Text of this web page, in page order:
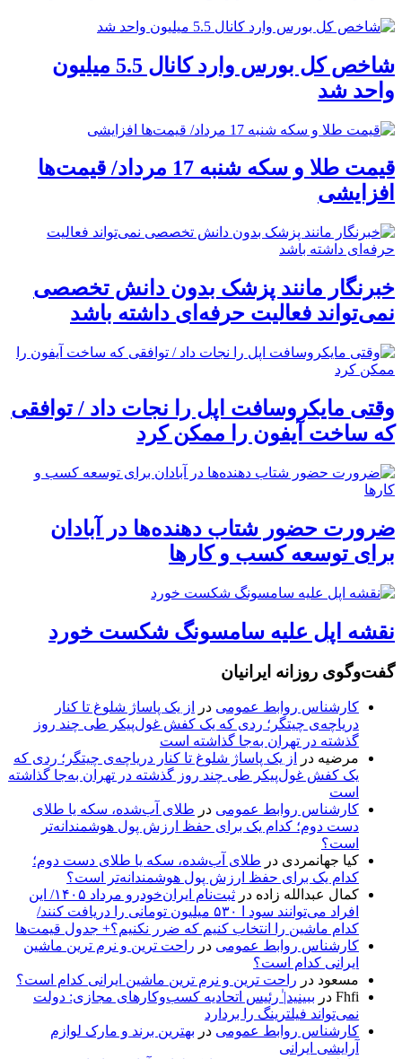
شاخص کل بورس وارد کانال 5.5 میلیون
واحد شد
قیمت طلا و سکه شنبه 17 مرداد/ قیمت‌ها
افزایشی
خبرنگار مانند پزشک بدون دانش تخصصی
نمی‌تواند فعالیت حرفه‌ای داشته باشد
وقتی مایکروسافت اپل را نجات داد / توافقی
که ساخت آیفون را ممکن کرد
ضرورت حضور شتاب ‌دهنده‌ها در آبادان
برای توسعه کسب‌ و کارها
نقشه اپل علیه سامسونگ شکست خورد
گفت‌وگوی روزانه ایرانیان
کارشناس روابط عمومی در
از یک پاساژ شلوغ تا کنار
دریاچه‌ی چیتگر؛ ردی که یک کفش غول‌پیکر طی چند روز
گذشته در تهران به‌جا گذاشته است
مرضیه در
از یک پاساژ شلوغ تا کنار دریاچه‌ی چیتگر؛ ردی که
یک کفش غول‌پیکر طی چند روز گذشته در تهران به‌جا گذاشته
است
کارشناس روابط عمومی در طلای آب‌شده، سکه یا طلای
دست دوم؛ کدام یک برای حفظ ارزش پول هوشمندانه‌تر
است؟
کیا جهانمردی در طلای آب‌شده، سکه یا طلای دست دوم؛
کدام یک برای حفظ ارزش پول هوشمندانه‌تر است؟
کمال عبدالله زاده در
ثبت‌نام ایران‌خودرو مرداد ۱۴۰۵/ این
افراد می‌توانند سود ا ۵۳۰ میلیون تومانی را دریافت کنند/
کدام ماشین را انتخاب کنیم که ضرر نکنیم؟+ جدول قیمت‌ها
کارشناس روابط عمومی در راحت ترین و نرم ترین ماشین
ایرانی کدام است؟
مسعود در راحت ترین و نرم ترین ماشین ایرانی کدام است؟
Fhfi در ببینید| ٰرئیس اتحادیه کسب‌وکارهای مجازی: دولت
نمی‌تواند فیلترینگ را بردارد
کارشناس روابط عمومی در بهترین برند و مارک لوازم
آرایشی ایرانی